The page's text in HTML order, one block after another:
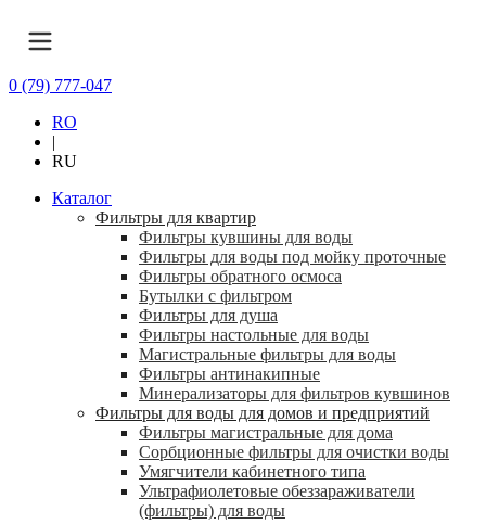
0 (79) 777-047
RO
|
RU
Каталог
Фильтры для квартир
Фильтры кувшины для воды
Фильтры для воды под мойку проточные
Фильтры обратного осмоса
Бутылки с фильтром
Фильтры для душа
Фильтры настольные для воды
Магистральные фильтры для воды
Фильтры антинакипные
Минерализаторы для фильтров кувшинов
Фильтры для воды для домов и предприятий
Фильтры магистральные для дома
Сорбционные фильтры для очистки воды
Умягчители кабинетного типа
Ультрафиолетовые обеззараживатели
(фильтры) для воды